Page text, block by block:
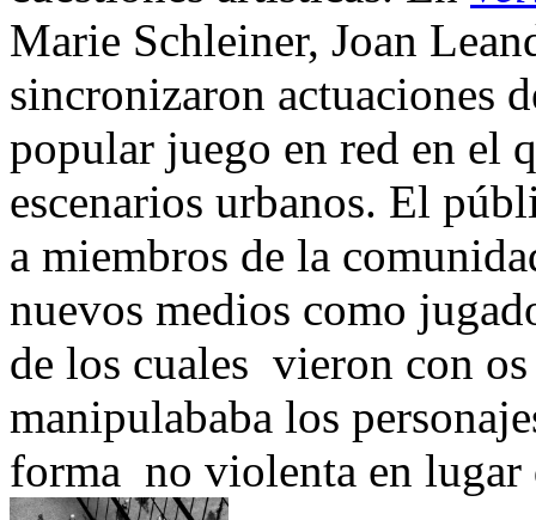
Marie Schleiner, Joan
sincronizaron actuaciones
popular juego en red en el
escenarios urbanos. El
a miembros de la
nuevos medios como
de los cuales vieron con
manipulababa los
forma no violenta en